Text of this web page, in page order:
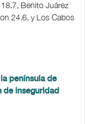
Benito Juárez
24.6, y Los Cabos
península de
de inseguridad